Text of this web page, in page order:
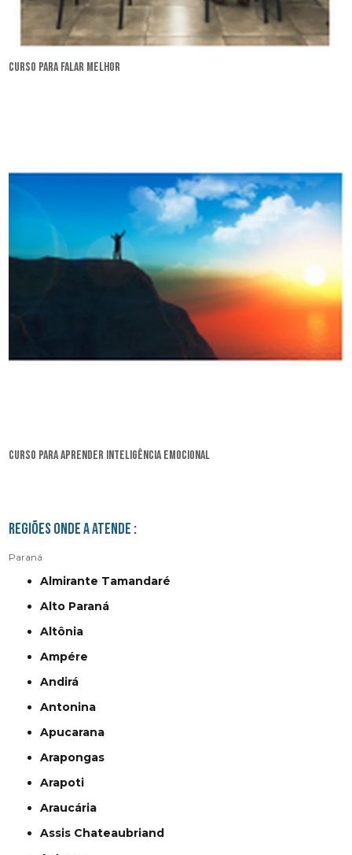
curso para falar melhor
curso para aprender inteligência emocional
Regiões onde a atende :
Paraná
Almirante Tamandaré
Alto Paraná
Altônia
Ampére
Andirá
Antonina
Apucarana
Arapongas
Arapoti
Araucária
Assis Chateaubriand